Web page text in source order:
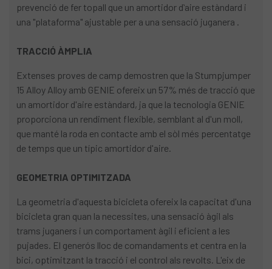
prevenció de fer topall que un amortidor dʻaire estàndard i
una "plataforma" ajustable per a una sensació juganera .
TRACCIÓ ÀMPLIA
Extenses proves de camp demostren que la Stumpjumper
15 Alloy Alloy amb GENIE ofereix un 57% més de tracció que
un amortidor d'aire estàndard, ja que la tecnologia GENIE
proporciona un rendiment flexible, semblant al d'un moll,
que manté la roda en contacte amb el sòl més percentatge
de temps que un típic amortidor d'aire.
GEOMETRIA OPTIMITZADA
La geometria d'aquesta bicicleta ofereix la capacitat d'una
bicicleta gran quan la necessites, una sensació àgil als
trams juganers i un comportament àgil i eficient a les
pujades. El generós lloc de comandaments et centra en la
bici, optimitzant la tracció i el control als revolts. L'eix de